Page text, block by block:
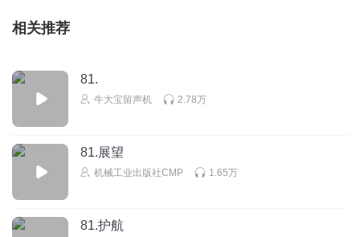
人衣。 译文 荆溪潺湲流过露出磷磷白石， 天气变得寒冷红
2026-07-31
相关推荐
81.
牛大宝留声机 2.78万
81.展望
机械工业出版社CMP 1.65万
81.护航